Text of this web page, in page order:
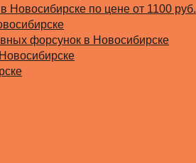
Новосибирске по цене от 1100 руб.
форсунок в Новосибирске